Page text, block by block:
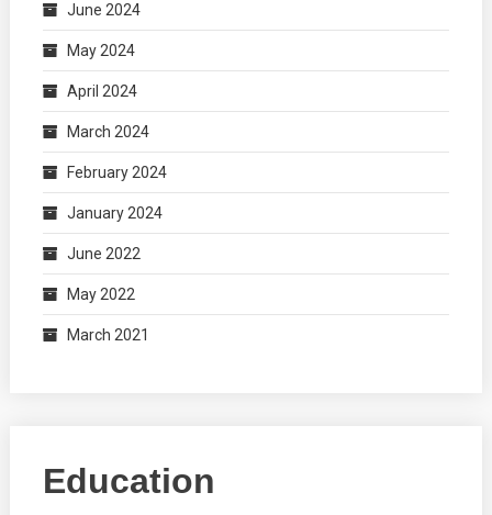
June 2024
May 2024
April 2024
March 2024
February 2024
January 2024
June 2022
May 2022
March 2021
Education